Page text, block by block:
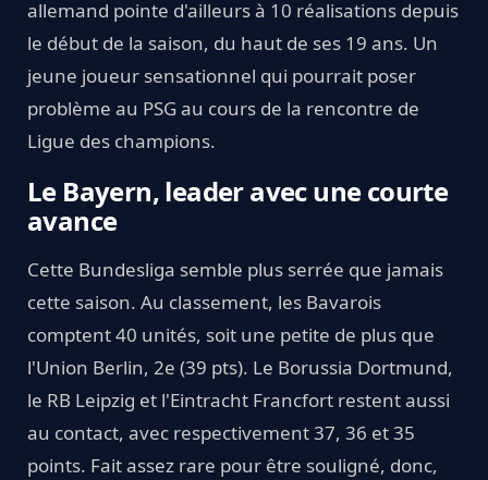
allemand pointe d'ailleurs à 10 réalisations depuis
le début de la saison, du haut de ses 19 ans. Un
jeune joueur sensationnel qui pourrait poser
problème au PSG au cours de la rencontre de
Ligue des champions.
Le Bayern, leader avec une courte
avance
Cette Bundesliga semble plus serrée que jamais
cette saison. Au classement, les Bavarois
comptent 40 unités, soit une petite de plus que
l'Union Berlin, 2e (39 pts). Le Borussia Dortmund,
le RB Leipzig et l'Eintracht Francfort restent aussi
au contact, avec respectivement 37, 36 et 35
points. Fait assez rare pour être souligné, donc,